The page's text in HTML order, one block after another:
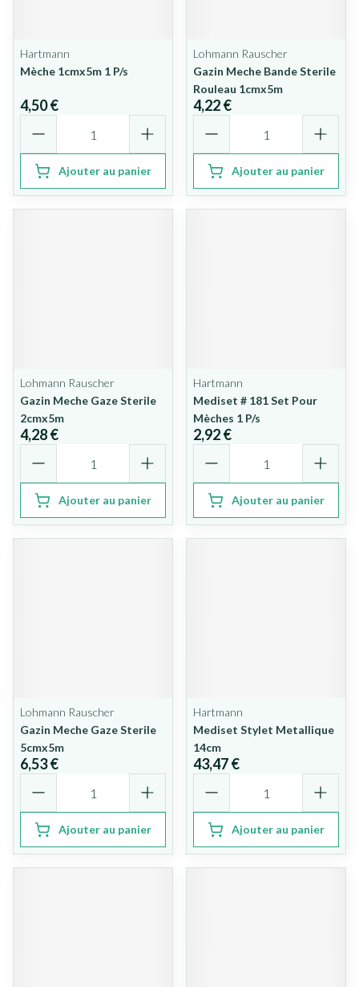
Hartmann
Mèche 1cmx5m 1 P/s
4,50 €
Ajouter au panier
Lohmann Rauscher
Gazin Meche Bande Sterile
Rouleau 1cmx5m
4,22 €
Ajouter au panier
Lohmann Rauscher
Gazin Meche Gaze Sterile
2cmx5m
4,28 €
Ajouter au panier
Hartmann
Mediset # 181 Set Pour
Mèches 1 P/s
2,92 €
Ajouter au panier
Lohmann Rauscher
Gazin Meche Gaze Sterile
5cmx5m
6,53 €
Ajouter au panier
Hartmann
Mediset Stylet Metallique
14cm
43,47 €
Ajouter au panier